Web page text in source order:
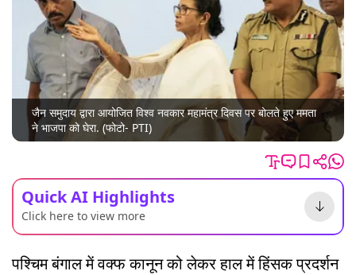
जैन समुदाय द्वारा आयोजित विश्व नवकार महामंत्र दिवस पर बोलते हुए ममता
ने भाजपा को घेरा. (फोटो- PTI)
Quick AI Highlights
Click here to view more
पश्चिम बंगाल में वक्फ कानून को लेकर हाल में हिंसक प्रदर्शन